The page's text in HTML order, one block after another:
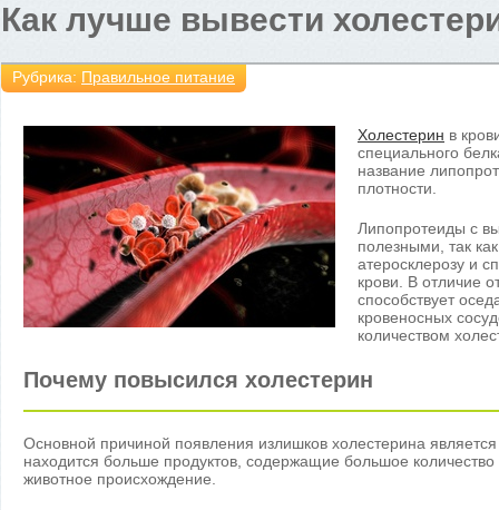
Как лучше вывести
Рубрика: Правильное питание
Холестерин в
специального
название
плотности.
Липопротеиды с
полезными, так
атеросклерозу и
крови. В отличие
способствует
кровеносных
количеством
Почему повысился холестерин
Основной причиной появления излишков холестерина
находится больше продуктов, содержащие большое
животное происхождение.